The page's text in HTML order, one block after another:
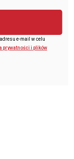
e-mail w celu
prywatności i plików